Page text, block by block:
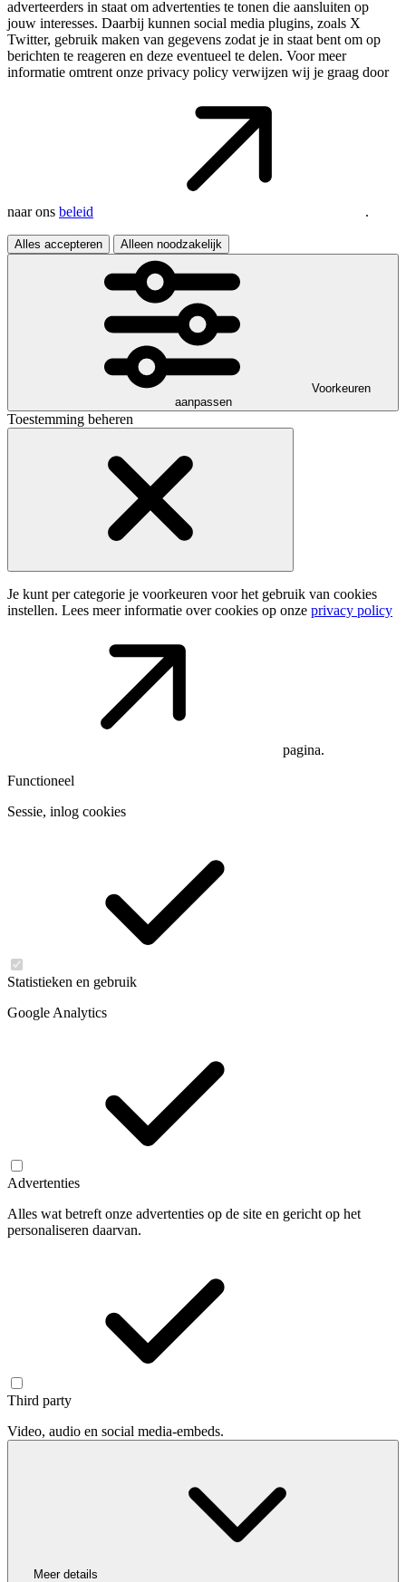
adverteerders in staat om advertenties te tonen die aansluiten op
jouw interesses. Daarbij kunnen social media plugins, zoals X
Twitter, gebruik maken van gegevens zodat je in staat bent om op
berichten te reageren en deze eventueel te delen. Voor meer
informatie omtrent onze privacy policy verwijzen wij je graag door
naar ons beleid .
Alles accepteren Alleen noodzakelijk
Voorkeuren
aanpassen
Toestemming beheren
Je kunt per categorie je voorkeuren voor het gebruik van cookies
instellen. Lees meer informatie over cookies op onze privacy policy
pagina.
Functioneel
Sessie, inlog cookies
Statistieken en gebruik
Google Analytics
Advertenties
Alles wat betreft onze advertenties op de site en gericht op het
personaliseren daarvan.
Third party
Video, audio en social media-embeds.
Meer details